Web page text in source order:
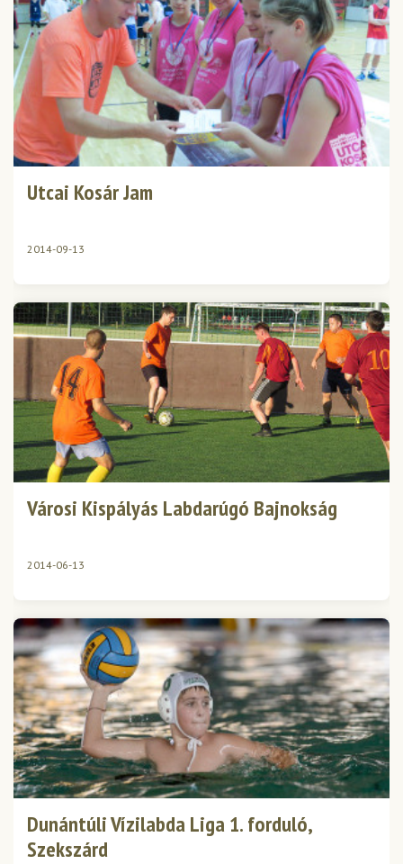
Utcai Kosár Jam
2014-09-13
Városi Kispályás Labdarúgó Bajnokság
2014-06-13
Dunántúli Vízilabda Liga 1. forduló,
Szekszárd